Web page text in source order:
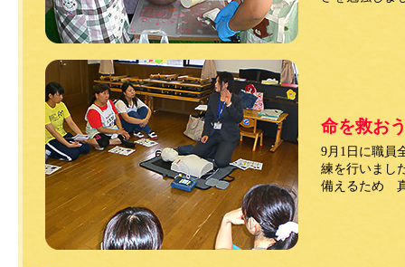
命を救お
9月1日に職
練を行いまし
備えるため